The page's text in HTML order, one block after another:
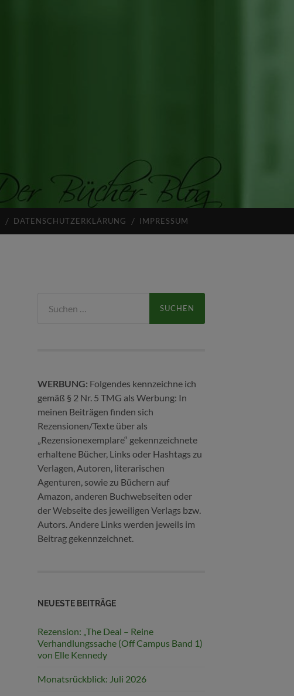
DATENSCHUTZERKLÄRUNG IMPRESSUM
nach:
WERBUNG: Folgendes kennzeichne ich
gemäß § 2 Nr. 5 TMG als Werbung: In
meinen Beiträgen finden sich
Rezensionen/Texte über als
„Rezensionexemplare“ gekennzeichnete
erhaltene Bücher, Links oder Hashtags zu
Verlagen, Autoren, literarischen
Agenturen, sowie zu Büchern auf
Amazon, anderen Buchwebseiten oder
der Webseite des jeweiligen Verlags bzw.
Autors. Andere Links werden jeweils im
Beitrag gekennzeichnet.
NEUESTE BEITRÄGE
Rezension: „The Deal – Reine
Verhandlungssache (Off Campus Band 1)
von Elle Kennedy
Monatsrückblick: Juli 2026